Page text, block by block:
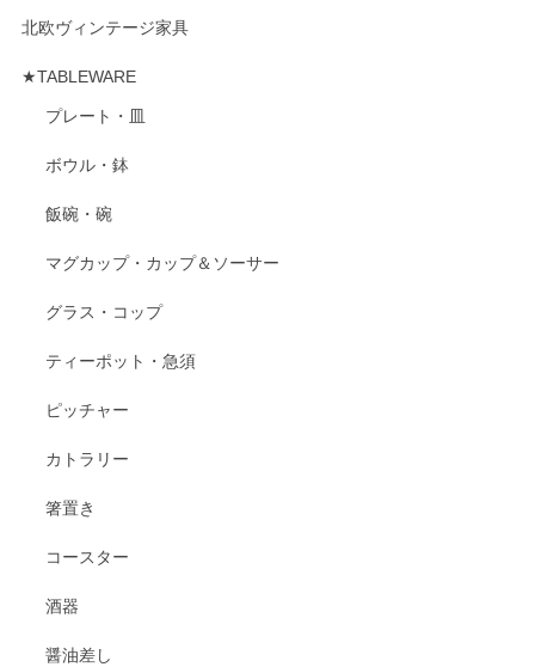
北欧ヴィンテージ家具
★TABLEWARE
プレート・皿
ボウル・鉢
飯碗・碗
マグカップ・カップ＆ソーサー
グラス・コップ
ティーポット・急須
ピッチャー
カトラリー
箸置き
コースター
酒器
醤油差し